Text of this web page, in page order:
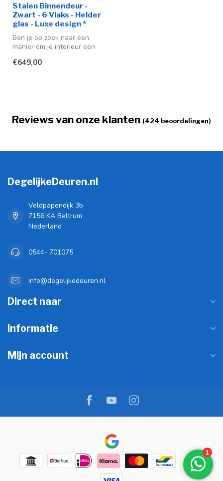
Stalen Binnendeur -
Zwart - 6 Vlaks - Helder
glas - Luxe design *
Ben je op zoek naar een
manier om je interieur een
uitstra...
€649,00
Reviews van onze klanten (424 beoordelingen)
DegelijkeDeuren.nl
Veldpapendijk 3b
7156 KA Beltrum
Nederland
0544- 701075
info@degelijkedeuren.nl
Direct naar
Informatie
Mijn account